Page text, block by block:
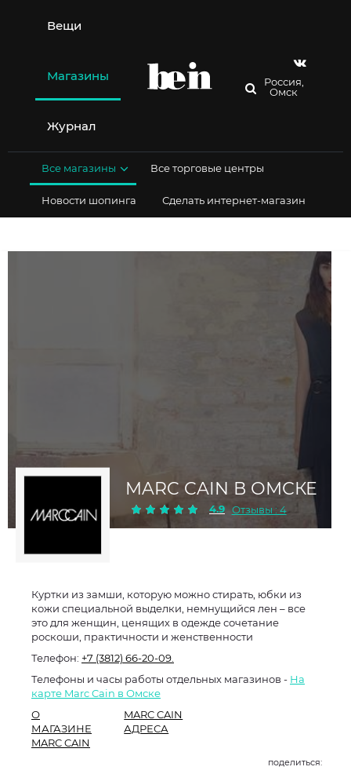
содержимому
Вещи
Магазины
Журнал
Россия,
Омск
Все магазины Все торговые центры
Новости шопинга Сделать интернет-магазин
MARC CAIN В ОМСКЕ
4.9 Отзывы : 4
Куртки из замши, которую можно стирать, юбки из
кожи специальной выделки, немнущийся лен – все
это для женщин, ценящих в одежде сочетание
роскоши, практичности и женственности
Телефон: +7 (3812) 66-20-09.
Телефоны и часы работы отдельных магазинов - На
карте Marc Cain в Омске
О
МАГАЗИНЕ
MARC CAIN
MARC CAIN
АДРЕСА
поделиться: